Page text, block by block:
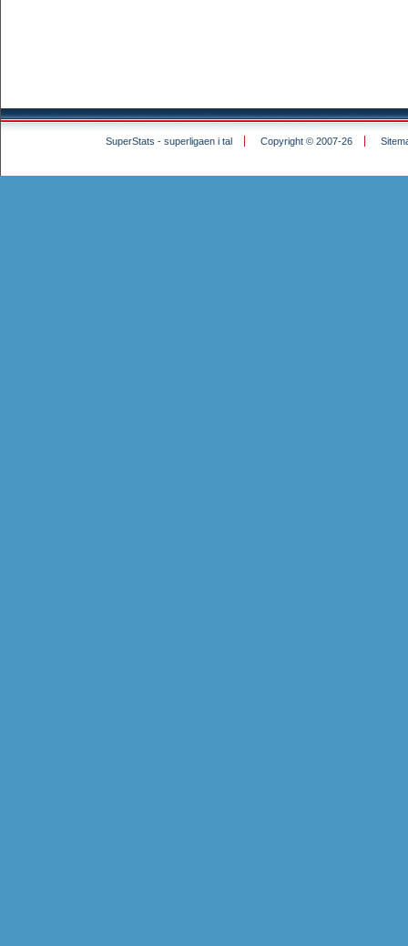
SuperStats - superligaen i tal Copyright © 2007-26